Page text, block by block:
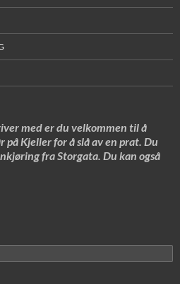
med er du velkommen til å
Kjeller for å slå av en prat. Du
fra Storgata. Du kan også